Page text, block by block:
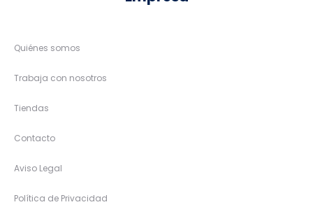
Quiénes somos
Trabaja con nosotros
Tiendas
Contacto
Aviso Legal
Política de Privacidad